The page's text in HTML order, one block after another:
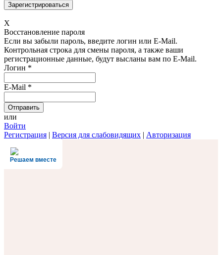
X
Восстановление пароля
Если вы забыли пароль, введите логин или E-Mail.
Контрольная строка для смены пароля, а также ваши
регистрационные данные, будут высланы вам по E-Mail.
Логин *
E-Mail *
или
Войти
Регистрация | Версия для слабовидящих | Авторизация
Решаем вместе